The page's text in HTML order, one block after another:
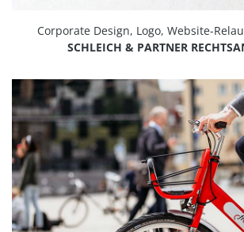
Corporate Design, Logo, Website-
SCHLEICH & PARTNER